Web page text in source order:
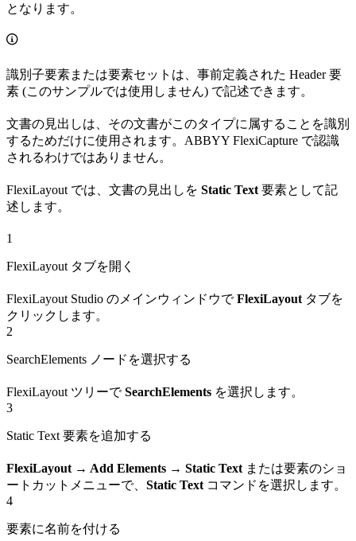
となります。
識別子要素または要素セットは、事前定義された Header 要
素 (このサンプルでは使用しません) で記述できます。
文書の見出しは、その文書がこのタイプに属することを識別
するためだけに使用されます。ABBYY FlexiCapture で認識
されるわけではありません。
FlexiLayout では、文書の見出しを Static Text 要素として記
述します。
1
FlexiLayout タブを開く
FlexiLayout Studio のメインウィンドウでFlexiLayout タブを
クリックします。
2
SearchElements ノードを選択する
FlexiLayout ツリーでSearchElements を選択します。
3
Static Text 要素を追加する
FlexiLayout → Add Elements → Static Text または要素のショ
ートカットメニューで、 Static Text コマンドを選択します。
4
要素に名前を付ける